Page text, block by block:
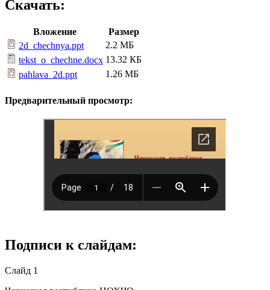
Скачать:
Вложение
Размер
2d_chechnya.ppt
2.2 МБ
tekst_o_chechne.docx 13.32 КБ
pahlava_2d.ppt
1.26 МБ
Предварительный просмотр:
Подписи к слайдам:
Слайд 1